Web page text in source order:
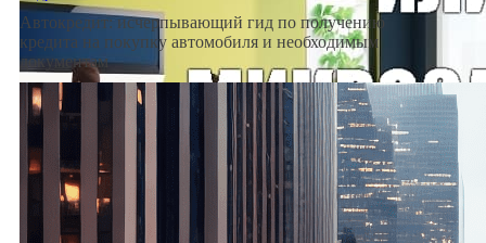
Автокредит: исчерпывающий гид по получению
кредита на покупку автомобиля и необходимым
документам